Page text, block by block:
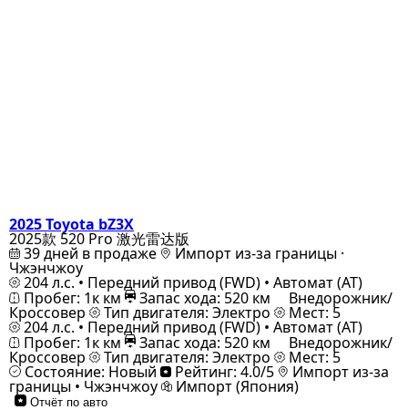
2025 Toyota bZ3X
2025款 520 Pro 激光雷达版
39 дней в продаже Импорт из-за границы ·
Чжэнчжоу
204 л.с. • Передний привод (FWD) • Автомат (AT)
Пробег: 1к км Запас хода: 520 км Внедорожник/
Кроссовер Тип двигателя: Электро Мест: 5
204 л.с. • Передний привод (FWD) • Автомат (AT)
Пробег: 1к км Запас хода: 520 км Внедорожник/
Кроссовер Тип двигателя: Электро Мест: 5
Состояние: Новый Рейтинг: 4.0/5 Импорт из-за
границы • Чжэнчжоу Импорт (Япония)
Отчёт по авто